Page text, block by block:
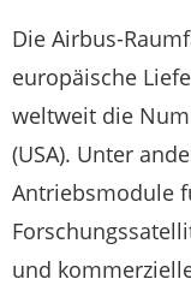
Die Airbus-
europäische
weltweit die
(USA). Unter
Antriebsmodule
und